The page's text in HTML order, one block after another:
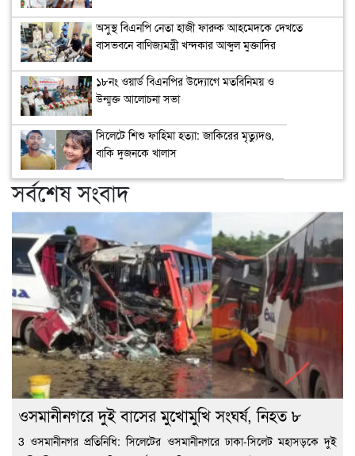
অসুস্থ বিএনপি নেতা হাজী ফারুক আহমেদকে দেখতে
বাসভবনে বাণিজ্যমন্ত্রী খন্দকার আব্দুল মুক্তাদির
১৮নং ওয়ার্ড বিএনপির উদ্যোগে মতবিনিময় ও
উন্মুক্ত আলোচনা সভা
সিলেটে শিশু ফাহিমা হত্যা: জাকিরের মৃত্যুদণ্ড,
বাকি দুজনকে খালাস
সর্বশেষ সংবাদ
ওসমানীনগরে দুই বাসের মুখোমুখি সংঘর্ষ, নিহত ৮
3 ওসমানীনগর প্রতিনিধি: সিলেটের ওসমানীনগরে ঢাকা-সিলেট মহাসড়কে দুই